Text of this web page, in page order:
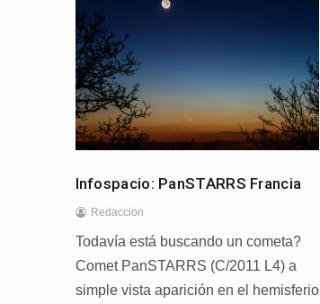
Infospacio: PanSTARRS Francia
Redaccion
Todavía está buscando un cometa?
Comet PanSTARRS (C/2011 L4) a
simple vista aparición en el hemisferio